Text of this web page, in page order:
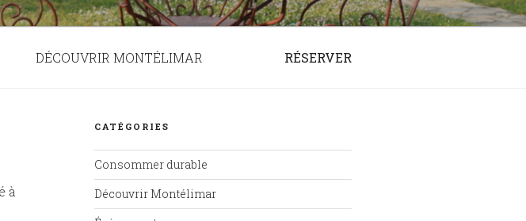
DÉCOUVRIR MONTÉLIMAR RÉSERVER
à
CATÉGORIES
Consommer durable
Découvrir Montélimar